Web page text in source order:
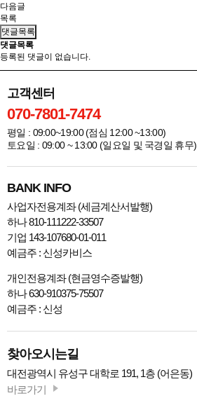
다음글
목록
댓글목록
댓글목록
등록된 댓글이 없습니다.
고객센터
070-7801-7474
평일 : 09:00~19:00 (점심 12:00 ~13:00)
토요일 : 09:00 ~ 13:00 (일요일 및 국경일 휴무)
BANK INFO
사업자전용계좌 (세금계산서발행)
하나 810-111222-33507
기업 143-107680-01-011
예금주 : 신성카비스
개인전용계좌 (현금영수증발행)
하나 630-910375-75507
예금주 : 신성
찾아오시는길
대전광역시 유성구 대학로 191, 1층 (어은동)
바로가기